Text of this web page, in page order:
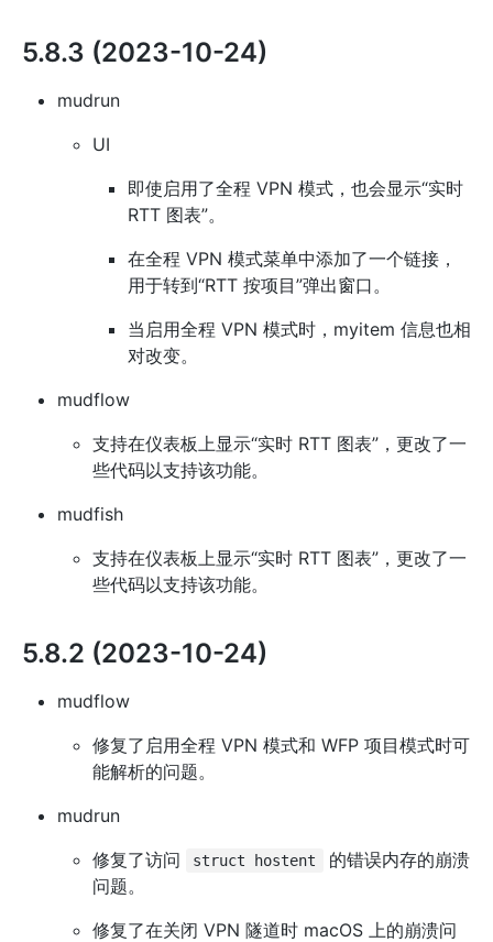
5.8.3 (2023-10-24)
mudrun
UI
即使启用了全程 VPN 模式，也会显示“实时
RTT 图表”。
在全程 VPN 模式菜单中添加了一个链接，
用于转到“RTT 按项目”弹出窗口。
当启用全程 VPN 模式时，myitem 信息也相
对改变。
mudflow
支持在仪表板上显示“实时 RTT 图表”，更改了一
些代码以支持该功能。
mudfish
支持在仪表板上显示“实时 RTT 图表”，更改了一
些代码以支持该功能。
5.8.2 (2023-10-24)
mudflow
修复了启用全程 VPN 模式和 WFP 项目模式时可
能解析的问题。
mudrun
修复了访问
struct hostent
的错误内存的崩溃
问题。
修复了在关闭 VPN 隧道时 macOS 上的崩溃问